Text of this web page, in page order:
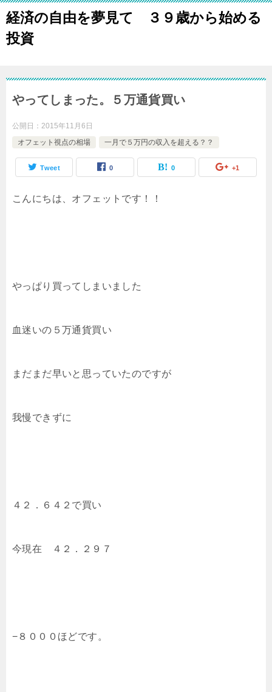
経済の自由を夢見て ３９歳から始める
投資
やってしまった。５万通貨買い
公開日： 2015年11月6日
オフェット視点の相場
一月で５万円の収入を超える？？
Tweet 0 0 +1
こんにちは、オフェットです！！
やっぱり買ってしまいました
血迷いの５万通貨買い
まだまだ早いと思っていたのですが
我慢できずに
４２．６４２で買い
今現在 ４２．２９７
−８０００ほどです。